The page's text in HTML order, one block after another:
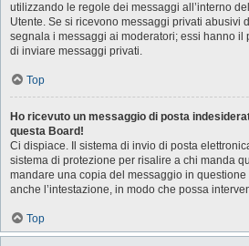
utilizzando le regole dei messaggi all’interno
Utente. Se si ricevono messaggi privati ​​abusivi
segnala i messaggi ai moderatori; essi hanno il
di inviare messaggi privati​​.
Top
Ho ricevuto un messaggio di posta
questa Board!
Ci dispiace. Il sistema di invio di posta
sistema di protezione per risalire a chi manda
mandare una copia del messaggio in
anche l’intestazione, in modo che possa
Top